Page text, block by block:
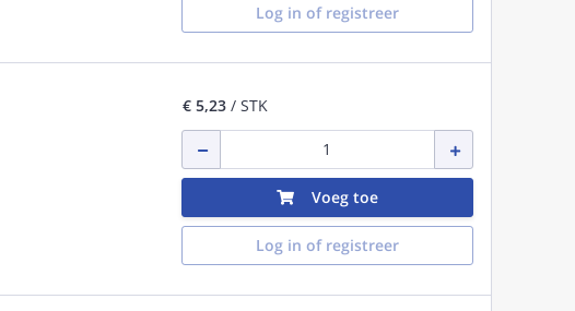
Log in of registreer
€ 5,23/ STK
Voeg toe
Log in of registreer